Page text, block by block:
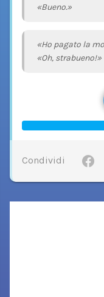
«Bueno.»
«Ho pagato la
«Oh, strabueno!»
Condividi